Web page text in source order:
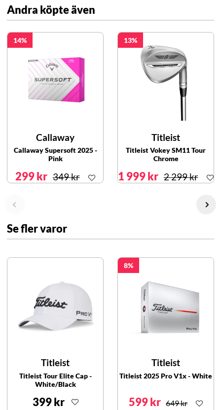
Andra köpte även
14
Callaway
Callaway Supersoft 2025 -
Pink
299 kr 349 kr
13
Titleist
Titleist Vokey SM11 Tour
Chrome
1 999 kr 2 299 kr
Se fler varor
Titleist
Titleist Tour Elite Cap -
White/Black
399 kr
8
Titleist
Titleist 2025 Pro V1x - White
599 kr 649 kr